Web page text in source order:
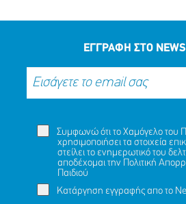
ΕΓΓΡΑΦΗ ΣΤΟ
Συμφωνώ ότι το Χαμόγελο του
χρησιμοποιήσει τα στοιχεία
στείλει το ενημερωτικό του
αποδέχομαι την Πολιτική
Παιδιού
Κατάργηση εγγραφής απο το